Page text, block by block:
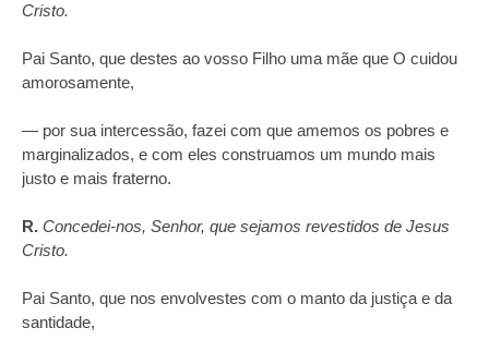
Cristo.
Pai Santo, que destes ao vosso Filho uma mãe que O cuidou
amorosamente,
— por sua intercessão, fazei com que amemos os pobres e
marginalizados, e com eles construamos um mundo mais
justo e mais fraterno.
R. Concedei‑nos, Senhor, que sejamos revestidos de Jesus
Cristo.
Pai Santo, que nos envolvestes com o manto da justiça e da
santidade,